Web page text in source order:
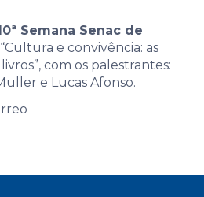
Semana Senac de
e convivência: as
com os palestrantes:
e Lucas Afonso.